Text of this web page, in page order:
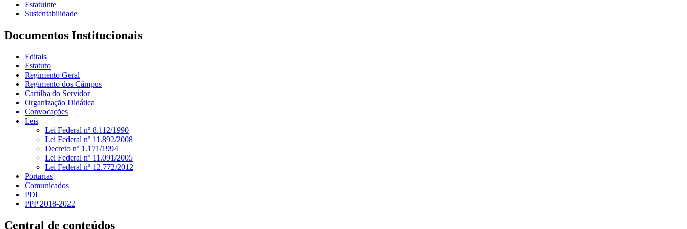
Estatuinte
Sustentabilidade
Documentos Institucionais
Editais
Estatuto
Regimento Geral
Regimento dos Câmpus
Cartilha do Servidor
Organização Didática
Convocações
Leis
Lei Federal nº 8.112/1990
Lei Federal nº 11.892/2008
Decreto nº 1.171/1994
Lei Federal nº 11.091/2005
Lei Federal nº 12.772/2012
Portarias
Comunicados
PDI
PPP 2018-2022
Central de conteúdos